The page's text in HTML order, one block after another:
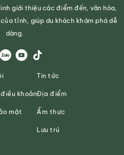
giới thiệu các điểm đến, văn hóa,
tỉnh, giúp du khách khám phá dễ
dàng.
khoản
mật
Tin tức
Địa điểm
Ẩm thực
Lưu trú